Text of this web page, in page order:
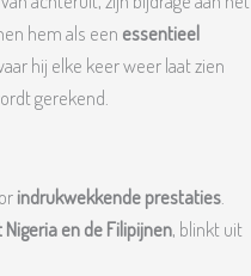
hem als een essentieel
hij elke keer weer laat zien
gerekend.
indrukwekkende prestaties
en de Filipijnen, blinkt uit